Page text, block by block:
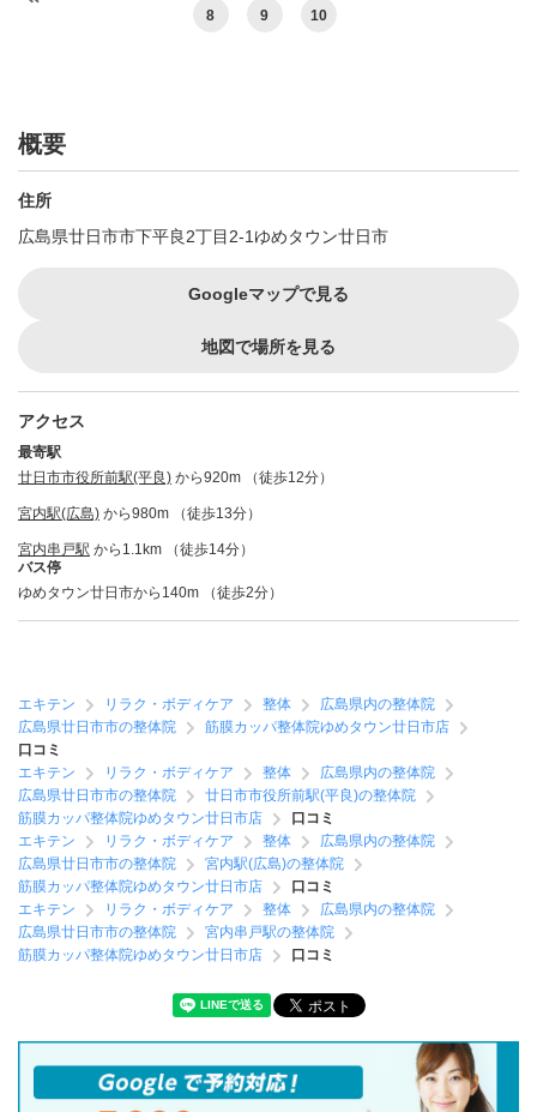
8 9 10
概要
住所
広島県廿日市市下平良2丁目2-1ゆめタウン廿日市
Googleマップで見る
地図で場所を見る
アクセス
最寄駅
廿日市市役所前駅(平良) から920m （徒歩12分）
宮内駅(広島) から980m （徒歩13分）
宮内串戸駅 から1.1km （徒歩14分）
バス停
ゆめタウン廿日市から140m （徒歩2分）
エキテン リラク・ボディケア 整体
広島県内の整体院
広島県廿日市市の整体院
筋膜カッパ整体院ゆめタウン廿日市店
口コミ
エキテン
リラク・ボディケア 整体
広島県内の整体院
広島県廿日市市の整体院
廿日市市役所前駅(平良)の整体院
筋膜カッパ整体院ゆめタウン廿日市店
口コミ
エキテン
リラク・ボディケア 整体
広島県内の整体院
広島県廿日市市の整体院
宮内駅(広島)の整体院
筋膜カッパ整体院ゆめタウン廿日市店
口コミ
エキテン
リラク・ボディケア 整体
広島県内の整体院
広島県廿日市市の整体院
宮内串戸駅の整体院
筋膜カッパ整体院ゆめタウン廿日市店
口コミ